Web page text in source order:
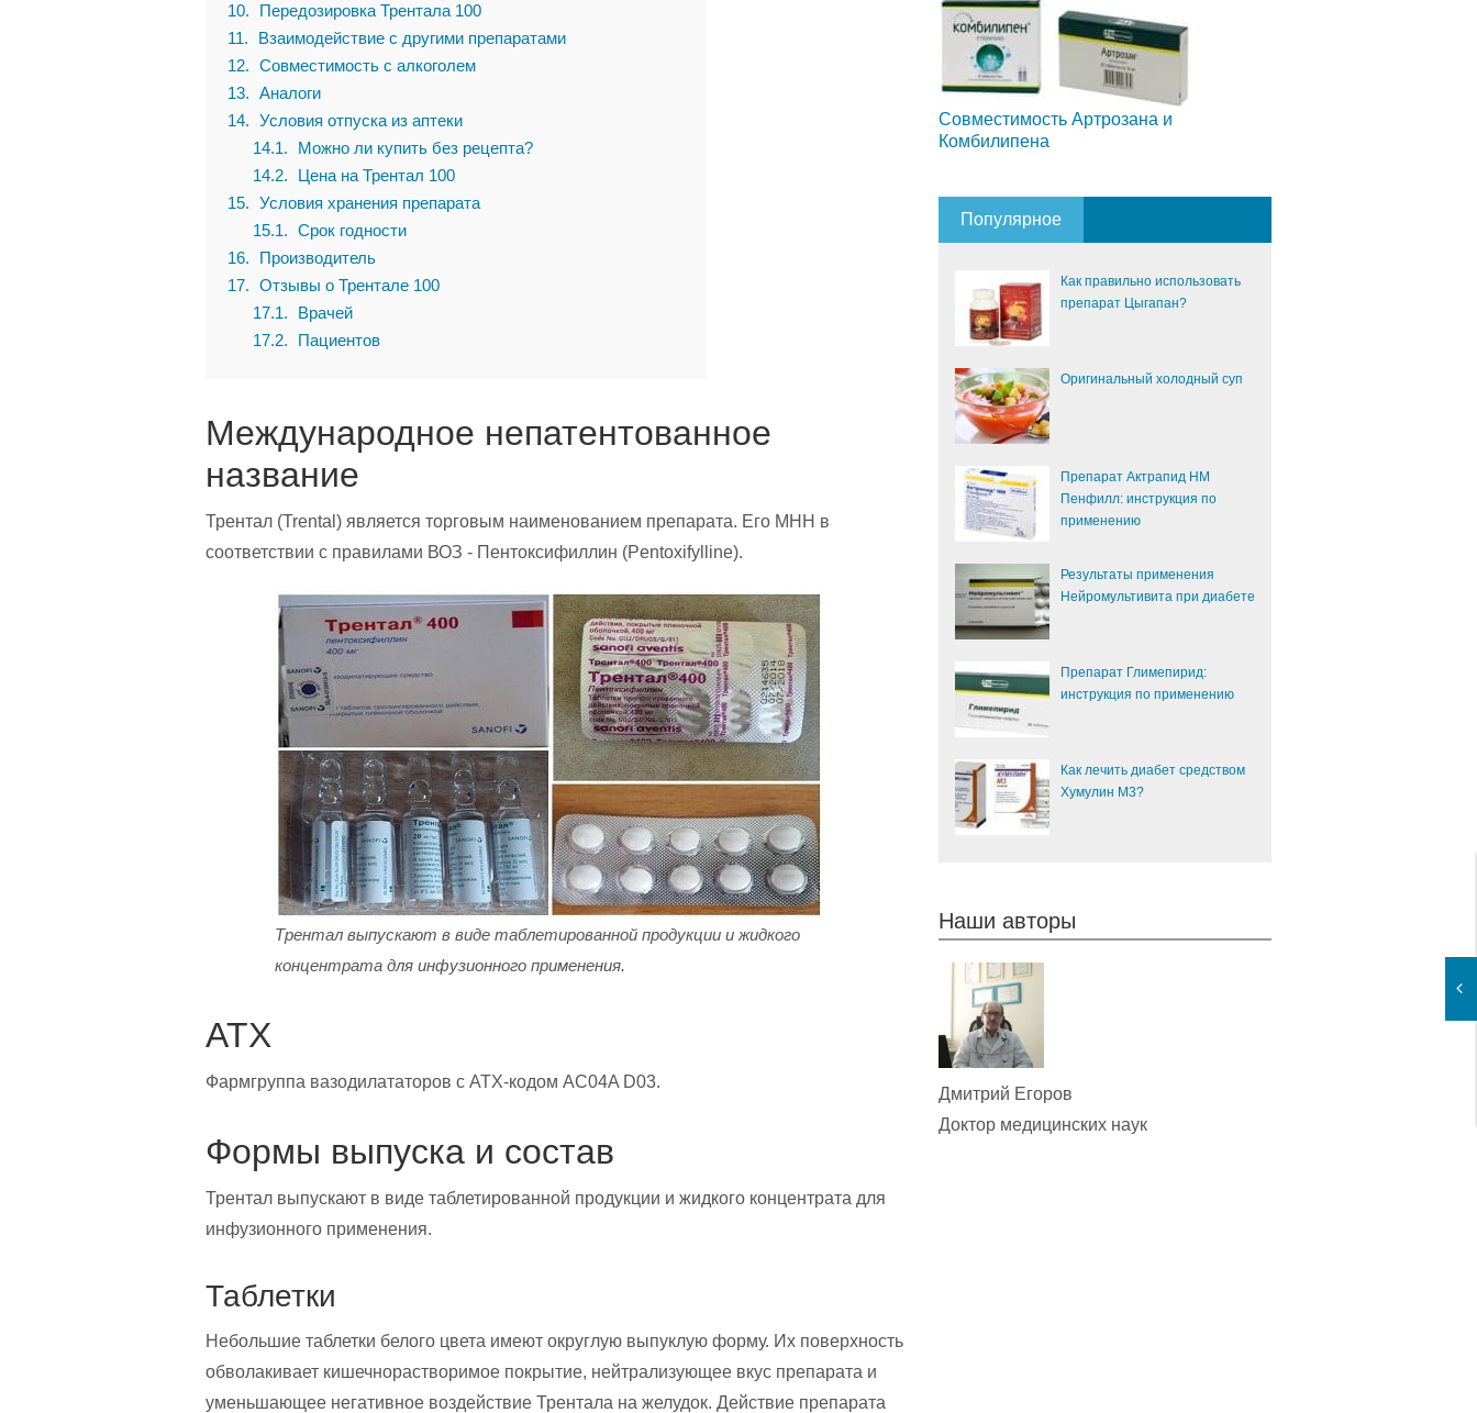
10
Передозировка Трентала 100
11
Взаимодействие с другими препаратами
12
Совместимость с алкоголем
13
Аналоги
14
Условия отпуска из аптеки
14.1
Можно ли купить без рецепта?
14.2
Цена на Трентал 100
15
Условия хранения препарата
15.1
Срок годности
16
Производитель
17
Отзывы о Трентале 100
17.1
Врачей
17.2
Пациентов
Международное непатентованное
название
Трентал (Trental) является торговым наименованием препарата. Его МНН в
соответствии с правилами ВОЗ - Пентоксифиллин (Pentoxifylline).
Трентал выпускают в виде таблетированной продукции и жидкого
концентрата для инфузионного применения.
АТХ
Фармгруппа вазодилататоров с АТХ-кодом АC04A D03.
Формы выпуска и состав
Трентал выпускают в виде таблетированной продукции и жидкого концентрата для
инфузионного применения.
Таблетки
Небольшие таблетки белого цвета имеют округлую выпуклую форму. Их поверхность
обволакивает кишечнорастворимое покрытие, нейтрализующее вкус препарата и
уменьшающее негативное воздействие Трентала на желудок. Действие препарата
Совместимость Артрозана и
Комбилипена
Популярное
Как правильно использовать
препарат Цыгапан?
Оригинальный холодный суп
Препарат Актрапид НМ
Пенфилл: инструкция по
применению
Результаты применения
Нейромультивита при диабете
Препарат Глимепирид:
инструкция по применению
Как лечить диабет средством
Хумулин М3?
Наши авторы
Дмитрий Егоров
Доктор медицинских наук